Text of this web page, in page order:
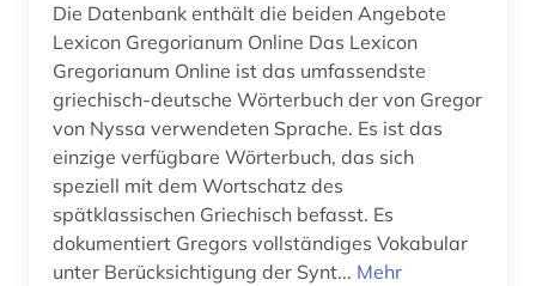
afrikawissenschaften (1)
afro-amerikanische geschichte (1)
afro-amerikanische literatur (1)
afroamerikaner (3)
afroamerikanische musik (4)
Moldawien (5)
Monaco (1)
Montenegro (6)
Niederlande (27)
Niedersachsen (14)
Nordamerika (24)
Die Datenbank enthält die beiden Angebote
Lexicon Gregorianum Online Das Lexicon
Gregorianum Online ist das umfassendste
griechisch-deutsche Wörterbuch der von Gregor
von Nyssa verwendeten Sprache. Es ist das
einzige verfügbare Wörterbuch, das sich
speziell mit dem Wortschatz des
spätklassischen Griechisch befasst. Es
dokumentiert Gregors vollständiges Vokabular
unter Berücksichtigung der Synt... Mehr